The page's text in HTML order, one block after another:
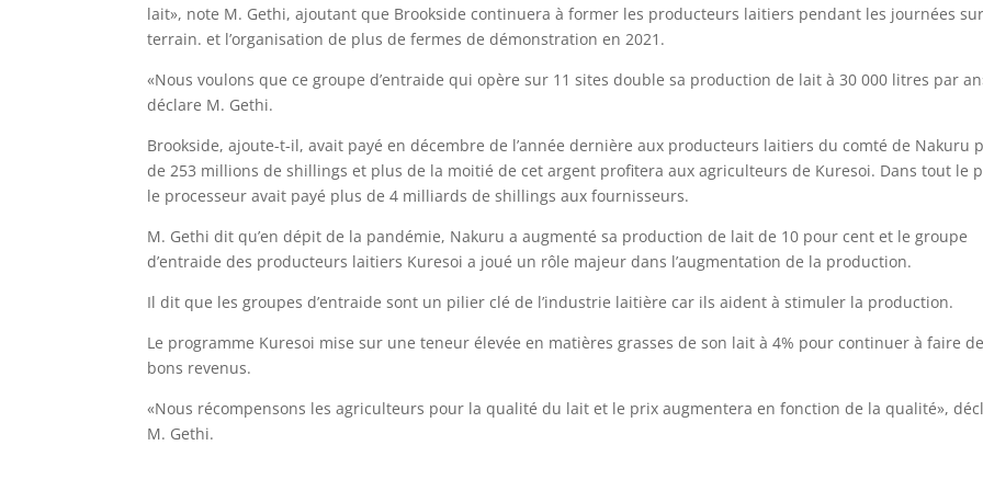
lait», note M. Gethi, ajoutant que Brookside continuera à former les producteurs laitiers pendant les journées
terrain. et l’organisation de plus de fermes de démonstration en 2021.
«Nous voulons que ce groupe d’entraide qui opère sur 11 sites double sa production de lait à 30 000 litres par
déclare M. Gethi.
Brookside, ajoute-t-il, avait payé en décembre de l’année dernière aux producteurs laitiers du comté de Nakuru
de 253 millions de shillings et plus de la moitié de cet argent profitera aux agriculteurs de Kuresoi. Dans tout le
le processeur avait payé plus de 4 milliards de shillings aux fournisseurs.
M. Gethi dit qu’en dépit de la pandémie, Nakuru a augmenté sa production de lait de 10 pour cent et le groupe
d’entraide des producteurs laitiers Kuresoi a joué un rôle majeur dans l’augmentation de la production.
Il dit que les groupes d’entraide sont un pilier clé de l’industrie laitière car ils aident à stimuler la production.
Le programme Kuresoi mise sur une teneur élevée en matières grasses de son lait à 4% pour continuer à faire de
bons revenus.
«Nous récompensons les agriculteurs pour la qualité du lait et le prix augmentera en fonction de la qualité»,
M. Gethi.